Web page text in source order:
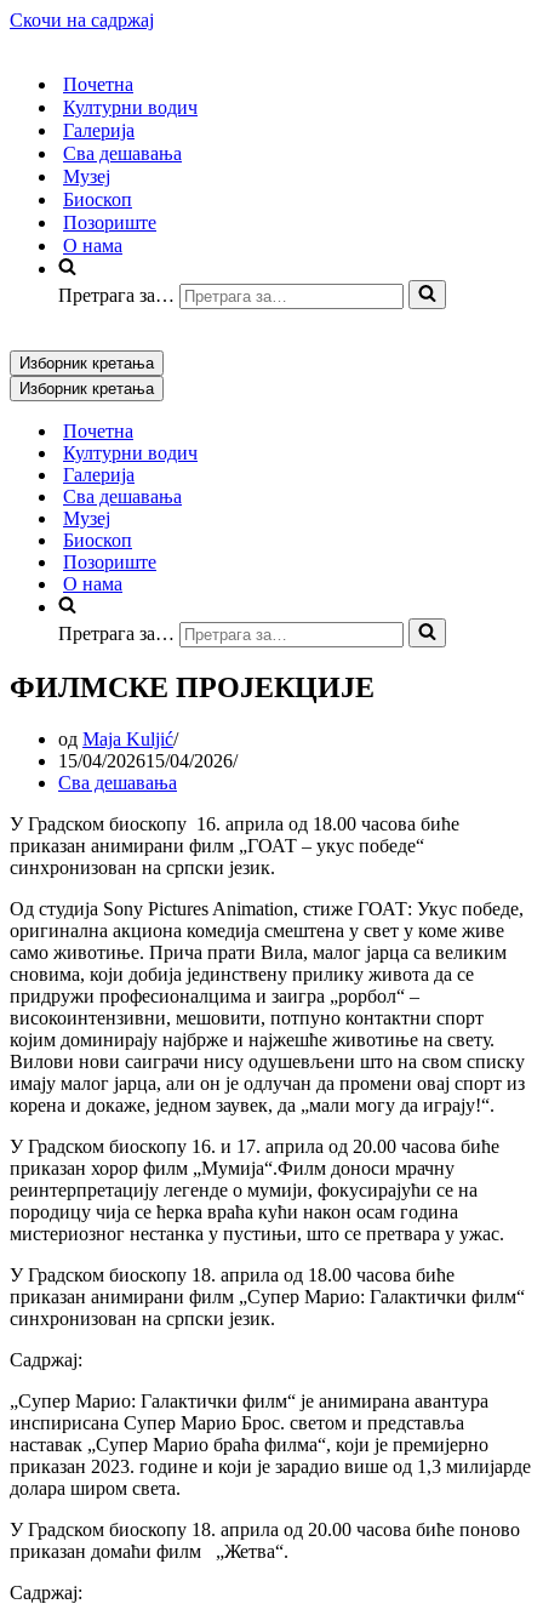
Скочи на садржај
Почетна
Културни водич
Галерија
Сва дешавања
Музеј
Биоскоп
Позориште
О нама
Претрага за…
Изборник кретања
Изборник кретања
Почетна
Културни водич
Галерија
Сва дешавања
Музеј
Биоскоп
Позориште
О нама
Претрага за…
ФИЛМСКЕ ПРОЈЕКЦИЈЕ
од Maja Kuljić
15/04/202615/04/2026
Сва дешавања
У Градском биоскопу 16. априла од 18.00 часова биће
приказан анимирани филм „ГОАТ – укус победе“
синхронизован на српски језик.
Од студија Sony Pictures Animation, стиже ГОАТ: Укус победе,
оригинална акциона комедија смештена у свет у коме живе
само животиње. Прича прати Вила, малог јарца са великим
сновима, који добија јединствену прилику живота да се
придружи професионалцима и заигра „рорбол“ –
високоинтензивни, мешовити, потпуно контактни спорт
којим доминирају најбрже и најжешће животиње на свету.
Вилови нови саиграчи нису одушевљени што на свом списку
имају малог јарца, али он је одлучан да промени овај спорт из
корена и докаже, једном заувек, да „мали могу да играју!“.
У Градском биоскопу 16. и 17. априла од 20.00 часова биће
приказан хорор филм „Мумија“.Филм доноси мрачну
реинтерпретацију легенде о мумији, фокусирајући се на
породицу чија се ћерка враћа кући након осам година
мистериозног нестанка у пустињи, што се претвара у ужас.
У Градском биоскопу 18. априла од 18.00 часова биће
приказан анимирани филм „Супер Марио: Галактички филм“
синхронизован на српски језик.
Садржај:
„Супер Марио: Галактички филм“ је анимирана авантура
инспирисана Супер Марио Брос. светом и представља
наставак „Супер Марио браћа филма“, који је премијерно
приказан 2023. године и који је зарадио више од 1,3 милијарде
долара широм света.
У Градском биоскопу 18. априла од 20.00 часова биће поново
приказан домаћи филм „Жетва“.
Садржај: